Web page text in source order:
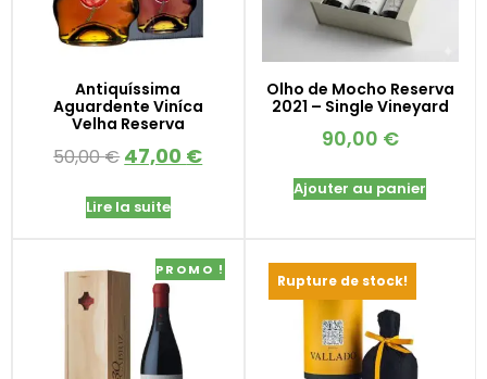
Antiquíssima
Aguardente Viníca
Velha Reserva
50,00€ 47,00 €
Lire la suite
Olho de Mocho Reserva
2021 – Single Vineyard
90,00 €
Ajouter au panier
PROMO !
Rupture de stock!